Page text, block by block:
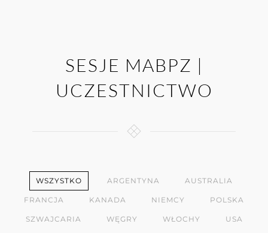
SESJE MABPZ |
UCZESTNICTWO
WSZYSTKO ARGENTYNA AUSTRALIA
FRANCJA KANADA NIEMCY POLSKA
SZWAJCARIA WĘGRY WŁOCHY USA